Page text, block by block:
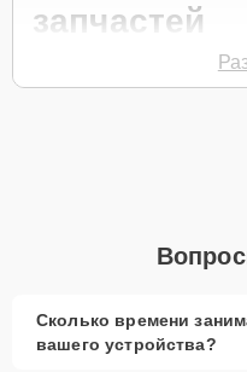
запчастей
Для ремонта ноутбука
активное
При наличии планов
Сколько времени
вашего устройства?